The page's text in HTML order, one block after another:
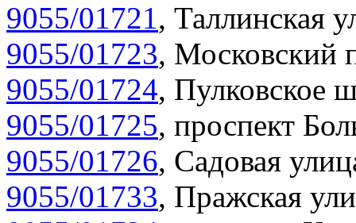
9055/01721, Таллинская
9055/01723, Московский
9055/01724, Пулковское
9055/01725, проспект
9055/01726, Садовая
9055/01733, Пражская